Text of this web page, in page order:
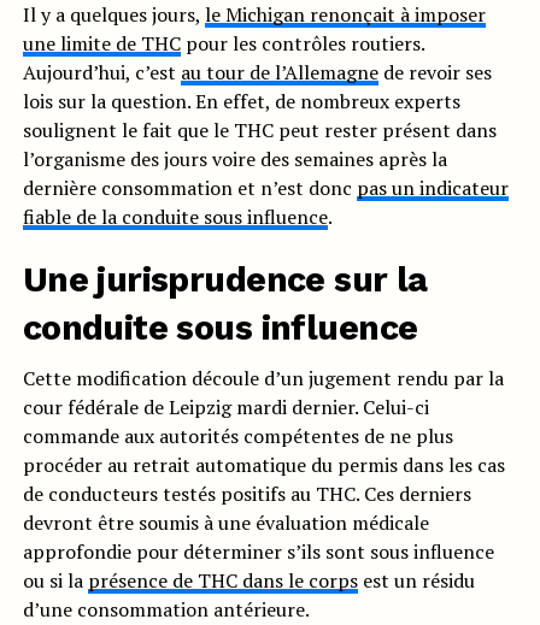
Il y a quelques jours, le Michigan renonçait à imposer
une limite de THCpour les contrôles routiers.
Aujourd’hui, c’est au tour de l’Allemagnede revoir ses
lois sur la question. En effet, de nombreux experts
soulignent le fait que le THC peut rester présent dans
l’organisme des jours voire des semaines après la
dernière consommation et n’est donc pas un indicateur
fiable de la conduite sous influence.
Une jurisprudence sur la
conduite sous influence
Cette modification découle d’un jugement rendu par la
cour fédérale de Leipzig mardi dernier. Celui-ci
commande aux autorités compétentes de ne plus
procéder au retrait automatique du permis dans les cas
de conducteurs testés positifs au THC. Ces derniers
devront être soumis à une évaluation médicale
approfondie pour déterminer s’ils sont sous influence
ou si la présence de THC dans le corpsest un résidu
d’une consommation antérieure.